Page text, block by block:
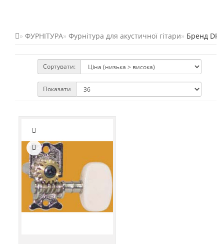
ФУРНІТУРА Фурнітура для акустичної гітари Бренд DR
Сортувати:
Показати